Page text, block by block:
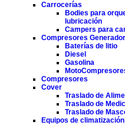
Carrocerías
Bodies para
lubricación
Campers para
Compresores
Baterías de litio
Diesel
Gasolina
Compresores
Cover
Traslado de
Traslado de
Traslado de
Equipos de climatización